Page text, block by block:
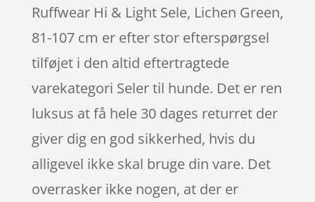
Ruffwear Hi & Light Sele, Lichen Green,
81-107 cm er efter stor efterspørgsel
tilføjet i den altid eftertragtede
varekategori Seler til hunde. Det er ren
luksus at få hele 30 dages returret der
giver dig en god sikkerhed, hvis du
alligevel ikke skal bruge din vare. Det
overrasker ikke nogen, at der er